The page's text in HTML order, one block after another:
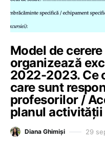
Model de
organizează
2022-2023. Ce
care sunt
profesorilor /
planul activității
Diana Ghimiși 29